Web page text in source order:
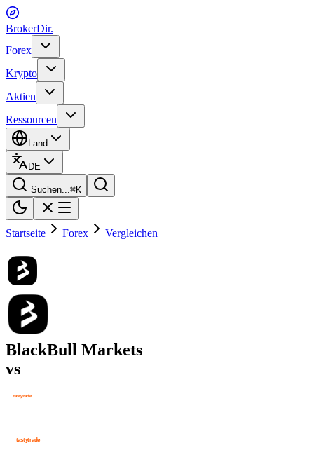
BrokerDir.
Forex
Krypto
Aktien
Ressourcen
Land
DE
Suchen...⌘K
Startseite Forex Vergleichen
BlackBull Markets
vs